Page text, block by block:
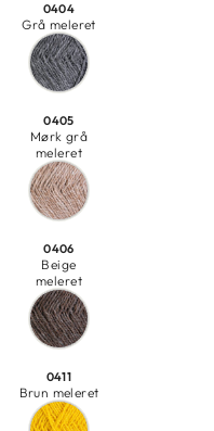
0404
Grå meleret
0405
Mørk grå
meleret
0406
Beige
meleret
0411
Brun meleret